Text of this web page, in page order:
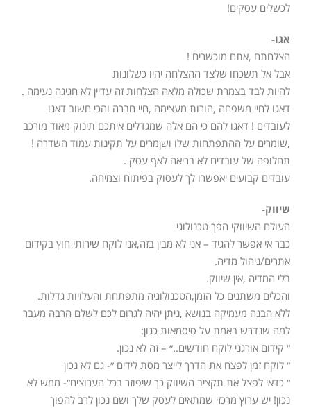
לכשלים עסקים!
אגו-
הצלחתם ,אתם מוכשרים !
אבל אל תשכחו שלצד ההצלחה יהיו כשלונות
להיות לבד בצמרת שכולה מלאה הצלחות זה עדיין לא חגיגה נעימה .
דאגו לחיי משפחה ,הורות מעצימה ,חיי חברה והכי חשוב דאגו
לעובדים ! דאגו להם כי הם אלה שמגדלים איתכם תינוק מאוד מורכב
,שומרים על ההתפתחות שלו ושןמרים על תקינות עמוד השדרה !
תחלופה של עובדים לא בריאה לאף עסק .
עובדים קבועים יאפשרו לך לעסוק בפיתוח וצמיחה.
שיווק-
העולם השיווקי הפך טכנולוגי
כבר אי אפשר להגיד – אני לא מבין בזה,אני לוקח שירותי חוץ בקידום
אתרים/ניהול מדיה.
בלי המדיה ,אין שיווק.
והכלים משתנים כל הזמן,הטכנולוגיה מתפתחת והעלויות גדלות.
ללא הבנה מעמיקה בנושא ,ניתן יהיה לגרום לכם לשלם הרבה מעבר
למה שנדרש באמת על סיסמאות כגון:
״ קידום אורגני לוקח חודשים..״ – זה לא נכון.
״ לוקח זמן לפצח את הדרך לייצר מסת לידים ״- גם לא נכון
״ כדאי לפצל את תקציב השיווק כך שיפוזר בכל הערוצים״- ממש לא
נכון! יש ערוץ מרכזי שמתאים לעסק שלך ושם נכון לרב להפוך